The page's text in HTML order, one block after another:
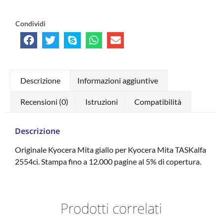
Condividi
Descrizione Informazioni aggiuntive
Recensioni (0) Istruzioni Compatibilità
Descrizione
Originale Kyocera Mita giallo per Kyocera Mita TASKalfa
2554ci. Stampa fino a 12.000 pagine al 5% di copertura.
Prodotti correlati